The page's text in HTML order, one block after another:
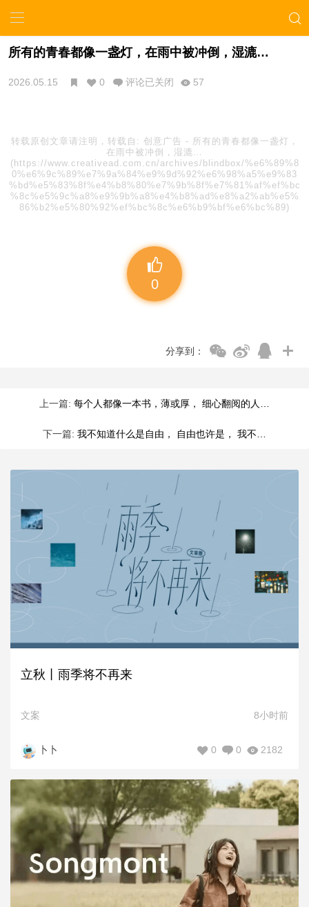
所有的青春都像一盏灯，在雨中被冲倒，湿漉…
2026.05.15 0 评论已关闭 57
转载原创文章请注明，转载自: 创意广告 - 所有的青春都像一盏灯，
在雨中被冲倒，湿漉…
(https://www.creativead.com.cn/archives/blindbox/%e6%89%8
0%e6%9c%89%e7%9a%84%e9%9d%92%e6%98%a5%e9%83
%bd%e5%83%8f%e4%b8%80%e7%9b%8f%e7%81%af%ef%bc
%8c%e5%9c%a8%e9%9b%a8%e4%b8%ad%e8%a2%ab%e5%
86%b2%e5%80%92%ef%bc%8c%e6%b9%bf%e6%bc%89)
0
分享到：
上一篇: 每个人都像一本书，薄或厚， 细心翻阅的人…
下一篇: 我不知道什么是自由， 自由也许是， 我不…
立秋丨雨季将不再来
文案 8小时前
卜卜 2182
0
0